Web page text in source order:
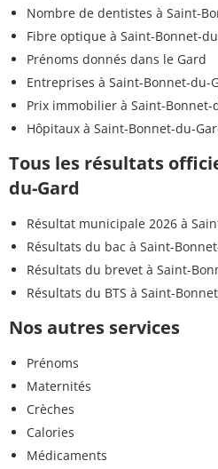
Nombre de dentistes à Saint-
Fibre optique à Saint-Bonnet-
Prénoms donnés dans le Gard
Entreprises à Saint-Bonnet-du-
Prix immobilier à Saint-Bonnet-
Hôpitaux à Saint-Bonnet-du-
Tous les résultats
du-Gard
Résultat municipale 2026 à
Résultats du bac à Saint-
Résultats du brevet à Saint-
Résultats du BTS à Saint-
Nos autres services
Prénoms
Maternités
Crèches
Calories
Médicaments